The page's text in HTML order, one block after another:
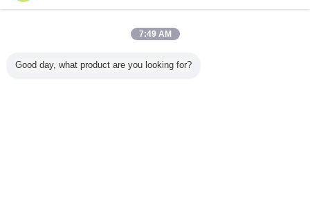
Tutti i prodotti
7:49 AM
Good day, what product are you looking for?